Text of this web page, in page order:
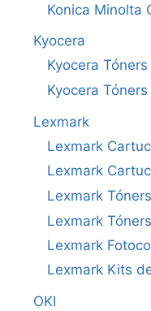
Konica Minolta
Kyocera
Kyocera
Kyocera
Lexmark
Lexmark
Lexmark
Lexmark
Lexmark
Lexmark
Lexmark Kits
OKI